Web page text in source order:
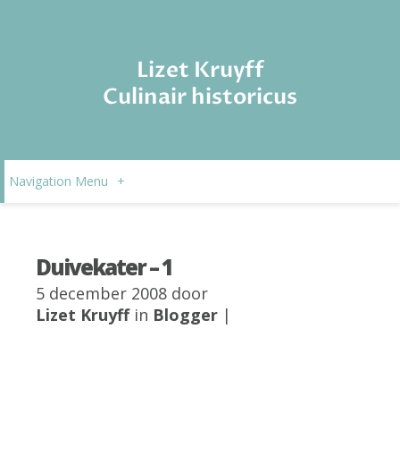
Lizet Kruyff
Culinair historicus
Navigation Menu +
Duivekater – 1
5 december 2008 door
Lizet Kruyffin Blogger |